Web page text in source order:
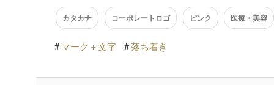
カタカナ コーポレートロゴ ピンク 医療・美容
# マーク＋文字 #落ち着き